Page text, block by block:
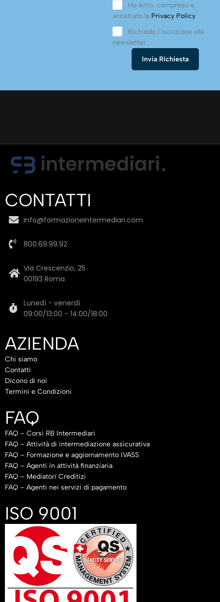
Ho letto, compreso e
accettato la Privacy Policy.
Richiedo l’iscrizione alla
newsletter.
CONTATTI
info@formazioneintermediari.com
800.69.99.92
Via Crescenzio, 25
00193 Roma
Lunedì - venerdì
09:00/13:00 - 14:00/18:00
AZIENDA
Chi siamo
Contatti
Dicono di noi
Termini e Condizioni
FAQ
FAQ – Corsi RB Intermediari
FAQ – Attività di intermediazione assicurativa
FAQ – Formazione e aggiornamento IVASS
FAQ – Agenti in attività finanziaria
FAQ – Mediatori Creditizi
FAQ – Agenti nei servizi di pagamento
ISO 9001